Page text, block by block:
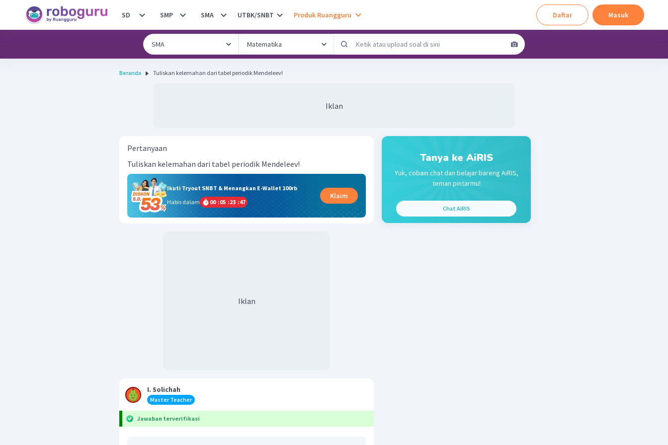
SD SMP SMA UTBK/SNBT Produk Ruangguru Daftar Masuk
Beranda Tuliskan kelemahan dari tabel periodik Mendeleev!
Iklan
Pertanyaan
Tuliskan kelemahan dari tabel periodik Mendeleev!
Ikuti Tryout SNBT & Menangkan E-Wallet 100rb
Habis dalam
00 :05 :23 :47
Klaim
Iklan
I. Solichah
Master Teacher
Jawaban terverifikasi
Tanya ke AiRIS
Yuk, cobain chat dan belajar bareng AiRIS,
teman pintarmu!
Chat AiRIS